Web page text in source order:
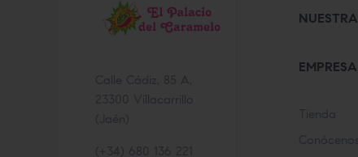
NUESTRA
EMPRESA